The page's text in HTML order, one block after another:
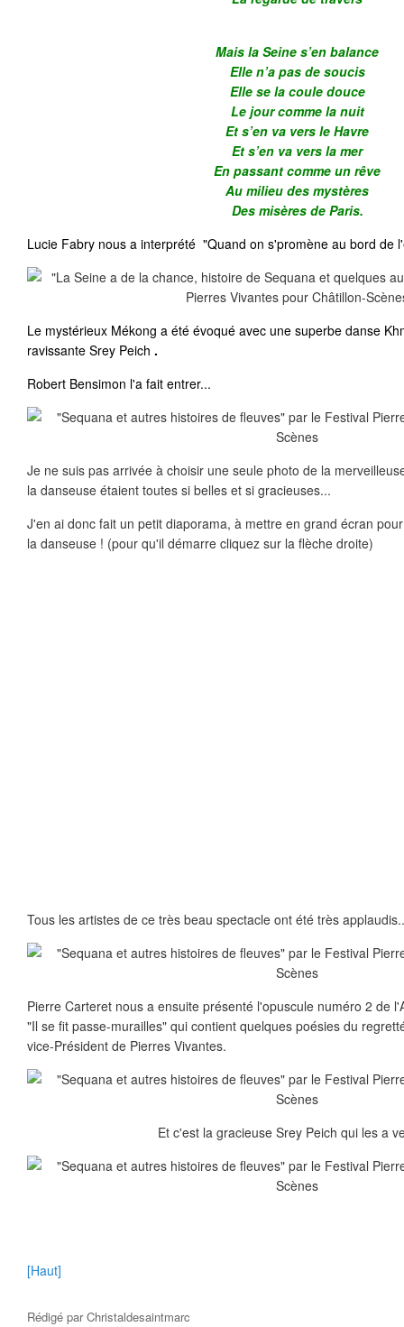
Mais la Seine s’en balance
Elle n’a pas de soucis
Elle se la coule douce
Le jour comme la nuit
Et s’en va vers le Havre
Et s’en va vers la mer
En passant comme un rêve
Au milieu des mystères
Des misères de Paris.
Lucie Fabry nous a interprété "Quand on s'promène au bord de
Le mystérieux Mékong a été évoqué avec une superbe danse
ravissante Srey Peich .
Robert Bensimon l'a fait entrer...
Je ne suis pas arrivée à choisir une seule photo de la
la danseuse étaient toutes si belles et si gracieuses...
J'en ai donc fait un petit diaporama, à mettre en grand écran
la danseuse ! (pour qu'il démarre cliquez sur la flèche droite)
Tous les artistes de ce très beau spectacle ont été très
Pierre Carteret nous a ensuite présenté l'opuscule numéro 2 de
"Il se fit passe-murailles" qui contient quelques poésies du
vice-Président de Pierres Vivantes.
Et c'est la gracieuse Srey Peich qui les a
[Haut]
Rédigé parChristaldesaintmarc